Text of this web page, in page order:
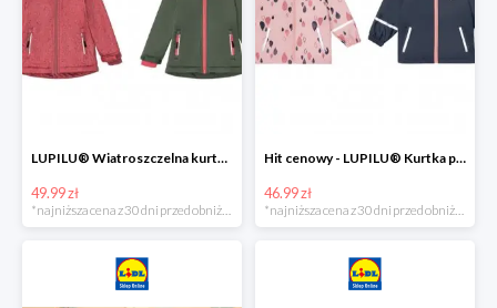
LUPILU® Wiatroszczelna kurtka dziecięca softshell, 1 sztuka
49.99 zł
Hit cenowy - LUPILU® Kurtka przeciwdeszczowa dziewczęca, 1 sztuka
46.99 zł